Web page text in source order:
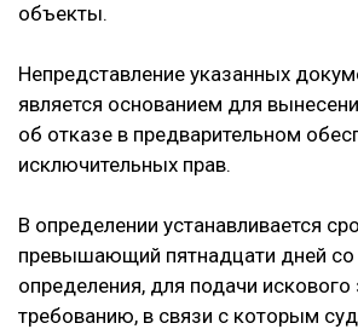
объекты.
Непредставление указанных
является основанием для
об отказе в предварительном
исключительных прав.
В определении устанавливается
превышающий пятнадцати дней со
определения, для подачи искового
требованию, в связи с которым